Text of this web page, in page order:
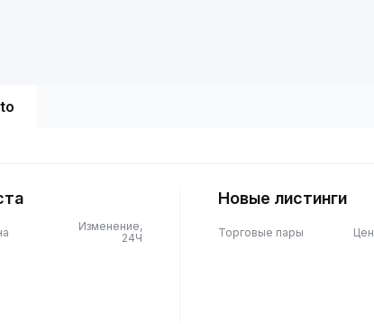
Изменение,
24Ч
Новые листинги
Торговые пары